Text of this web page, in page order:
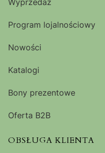
Wyprzedaż
Program lojalnościowy
Nowości
Katalogi
Bony prezentowe
Oferta B2B
OBSŁUGA KLIENTA